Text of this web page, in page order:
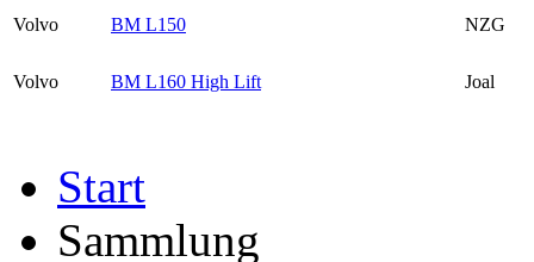
Volvo BM L150 NZG
Volvo BM L160 High Lift Joal
Start
Sammlung